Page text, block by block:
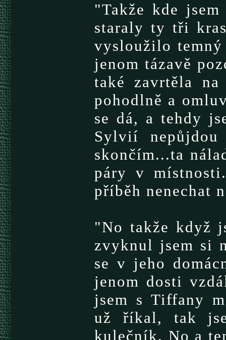
"Takže kde
staraly ty tři
vysloužilo
jenom tázavě
také zavrtěla
pohodlně a
se dá, a tehdy
Sylvií
skončím...ta
páry v
příběh nenechat
"No takže když
zvyknul jsem si
se v jeho
jenom dosti
jsem s Tiffany
už říkal, tak
kulečník. No a